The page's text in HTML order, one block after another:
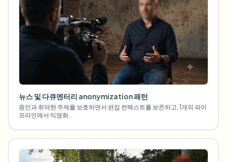
뉴스 및 다큐멘터리 anonymization 패턴
증인과 취약한 주제를 보호하면서 편집 컨텍스트를 보존하고, 1개의 파이
프라인에서 익명화.